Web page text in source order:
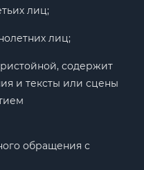
лиц;
лиц;
содержит
и тексты или сцены
обращения с